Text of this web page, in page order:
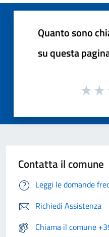
Quanto sono
su questa
Contatta il comune
Leggi le domande
Richiedi Assistenza
Chiama il comune